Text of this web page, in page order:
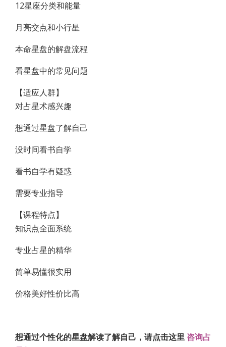
12星座分类和能量
月亮交点和小行星
本命星盘的解盘流程
看星盘中的常见问题
【适应人群】
对占星术感兴趣
想通过星盘了解自己
没时间看书自学
看书自学有疑惑
需要专业指导
【课程特点】
知识点全面系统
专业占星的精华
简单易懂很实用
价格美好性价比高
想通过个性化的星盘解读了解自己，请点击这里 咨询占